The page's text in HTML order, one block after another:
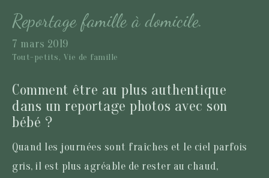
Reportage famille à domicile.
7 mars 2019
Tout-petits, Vie de famille
Comment être au plus authentique
dans un reportage photos avec son
bébé ?
Quand les journées sont fraîches et le ciel parfois
gris, il est plus agréable de rester au chaud,